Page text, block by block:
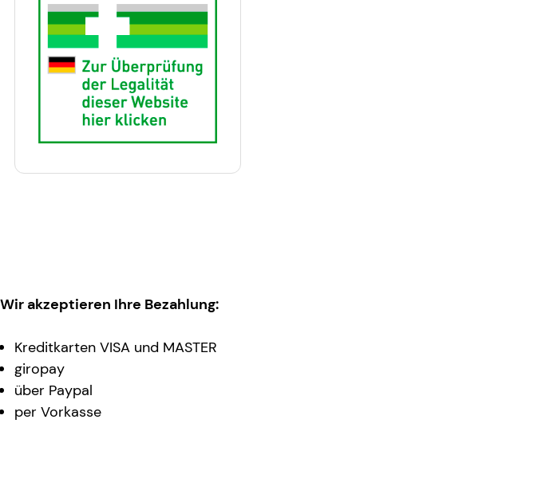
Wir akzeptieren Ihre Bezahlung:
Kreditkarten VISA und MASTER
giropay
über Paypal
per Vorkasse